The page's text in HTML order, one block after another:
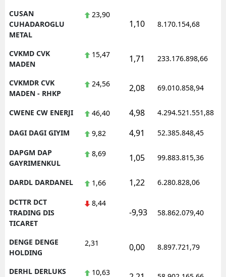
CUSAN
CUHADAROGLU
METAL
23,90
1,10 8.170.154,68
CVKMD CVK
MADEN
15,47 1,71 233.176.898,66
CVKMDR CVK
MADEN - RHKP
24,56 2,08 69.010.858,94
CWENE CW ENERJI 46,40 4,98 4.294.521.551,88
DAGI DAGI GIYIM 9,82 4,91 52.385.848,45
DAPGM DAP
GAYRIMENKUL
8,69 1,05 99.883.815,36
DARDL DARDANEL 1,66 1,22 6.280.828,06
DCTTR DCT
TRADING DIS
TICARET
8,44
-9,93 58.862.079,40
DENGE DENGE
HOLDING
2,31 0,00 8.897.721,79
DERHL DERLUKS
10,63